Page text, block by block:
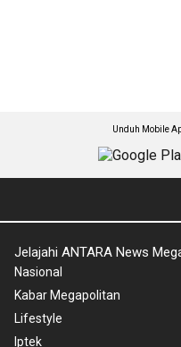
Unduh Mobile
Jelajahi ANTARA News
Nasional
Kabar Megapolitan
Lifestyle
Iptek